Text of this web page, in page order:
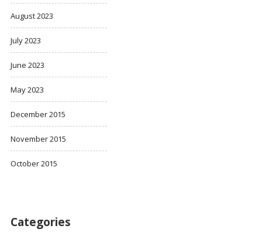
August 2023
July 2023
June 2023
May 2023
December 2015
November 2015
October 2015
Categories